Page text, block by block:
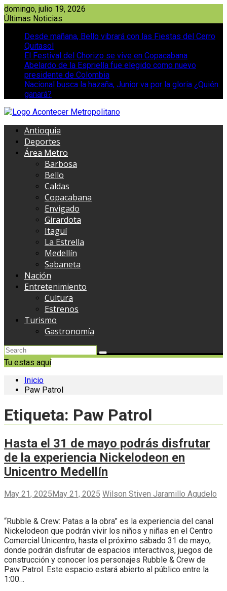
Saltar
al
domingo, julio 19, 2026
Últimas Noticias
Desde mañana, Bello vibrará con las Fiestas del Cerro
Quitasol
El Festival del Chorizo se vive en Copacabana
Abelardo de la Espriella fue elegido como nuevo
presidente de Colombia
Nacional busca la hazaña, Junior va por la gloria ¿Quién
ganará?
Antioquia
Deportes
Área Metro
Barbosa
Bello
Caldas
Copacabana
Envigado
Girardota
Itaguí
La Estrella
Medellín
Sabaneta
Nación
Entretenimiento
Cultura
Estrenos
Turismo
Gastronomía
Tu estas aquí
Inicio
Paw Patrol
Etiqueta: Paw Patrol
Hasta el 31 de mayo podrás disfrutar
de la experiencia Nickelodeon en
Unicentro Medellín
May 21, 2025May 21, 2025 Wilson Stiven Jaramillo Agudelo
“Rubble & Crew: Patas a la obra” es la experiencia del canal
Nickelodeon que podrán vivir los niños y niñas en el Centro
Comercial Unicentro, hasta el próximo sábado 31 de mayo,
donde podrán disfrutar de espacios interactivos, juegos de
construcción y conocer los personajes Rubble & Crew de
Paw Patrol. Este espacio estará abierto al público entre la
1:00…